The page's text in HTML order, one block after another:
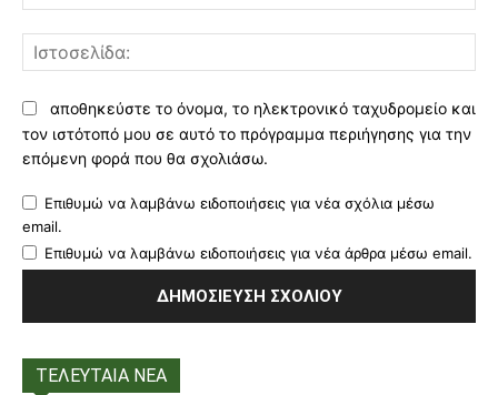
αποθηκεύστε το όνομα, το ηλεκτρονικό ταχυδρομείο και
τον ιστότοπό μου σε αυτό το πρόγραμμα περιήγησης για την
επόμενη φορά που θα σχολιάσω.
Επιθυμώ να λαμβάνω ειδοποιήσεις για νέα σχόλια μέσω
email.
Επιθυμώ να λαμβάνω ειδοποιήσεις για νέα άρθρα μέσω email.
ΤΕΛΕΥΤΑΙΑ ΝΕΑ